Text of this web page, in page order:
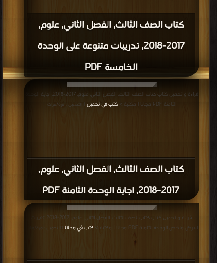
كتاب الصف الثالث, الفصل الثاني, علوم,
2017-2018, تدريبات متنوعة على الوحدة
الخامسة PDF
كتاب الصف الثالث, الفصل الثاني, علوم,
2017-2018, اجابة الوحدة الثامنة PDF
قراءة و تحميل كتاب كتاب الصف الثالث, الفصل الثاني, علوم, 2017-2018, اجابة الوحدة
الثامنة PDF مجانا | مكتبة >
كتب في تحميل | التحميل : مرة/مرات
قراءة و تحميل كتاب كتاب الصف الثالث, الفصل الثاني, علوم, 2017-2018, تغيرات
الارض ملخص الوحدة الثامنة PDF مجانا | مكتبة >
كتب في مجانا | التحميل : مرة/مرات